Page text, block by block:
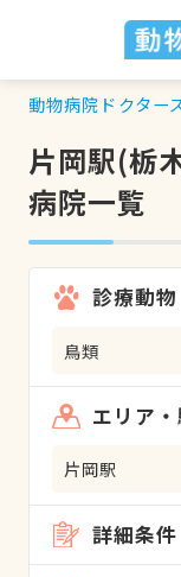
動物病院ドクター
片岡駅(栃
病院一覧
診療動物
鳥類
エリア
片岡駅
詳細条件